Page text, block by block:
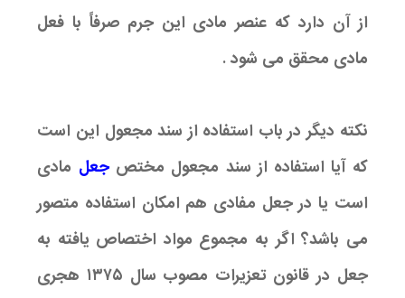
از آن دارد که عنصر مادی این جرم صرفاً با فعل
مادی محقق می شود .
نکته دیگر در باب استفاده از سند مجعول این است
که آیا استفاده از سند مجعول مختصجعل مادی
است یا در جعل مفادی هم امکان استفاده متصور
می باشد؟ اگر به مجموع مواد اختصاص یافته به
جعل در قانون تعزیرات مصوب سال ۱۳۷۵ هجری